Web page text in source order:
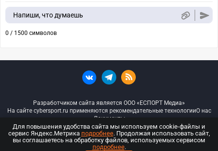
Напиши, что думаешь
0 / 1500 символов
Разработчиком сайта является ООО «ЕСПОРТ Медиа»
На сайте cybersport.ru применяются рекомендательные технологииО нас
Документы
© ООО «Киберспорт.ру» — Все права защищены
Для повышения удобства сайта мы используем cookie-файлы и
сервис Яндекс.Метрика подробнее. Продолжая использовать сайт,
вы соглашаетесь на обработку файлов, используемых сервисом
подробнее.